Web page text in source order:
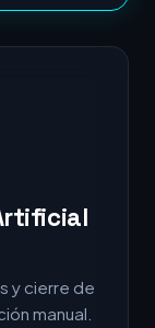
y cierre de
manual.